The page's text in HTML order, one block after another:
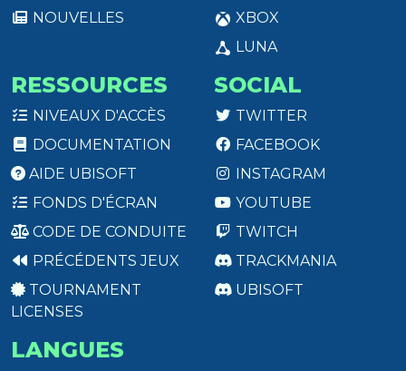
NOUVELLES
XBOX
LUNA
RESSOURCES
NIVEAUX D'ACCÈS
DOCUMENTATION
AIDE UBISOFT
FONDS D'ÉCRAN
CODE DE CONDUITE
PRÉCÉDENTS JEUX
TOURNAMENT
LICENSES
SOCIAL
TWITTER
FACEBOOK
INSTAGRAM
YOUTUBE
TWITCH
TRACKMANIA
UBISOFT
LANGUES